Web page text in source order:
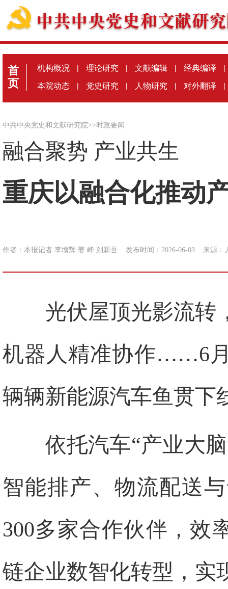
首
页
机构概况 | 理论研究 | 文献编辑 | 经典编译 |
本院动态 | 党史研究 | 人物研究 | 对外翻译 |
中共中央党史和文献研究院>>时政要闻
融合聚势 产业共生
重庆以融合化推动
作者：本报记者 李增辉 姜 峰 刘新吾 发布时间：2026-06-03 来源：
光伏屋顶光影流转
机器人精准协作……6
辆辆新能源汽车鱼贯下
依托汽车“产业大
智能排产、物流配送
300多家合作伙伴，效
链企业数智化转型，实